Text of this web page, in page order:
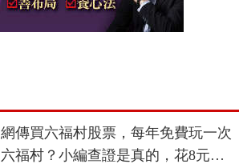
網傳買六福村股票，每年免費玩一次
六福村？小編查證是真的，花8元買1